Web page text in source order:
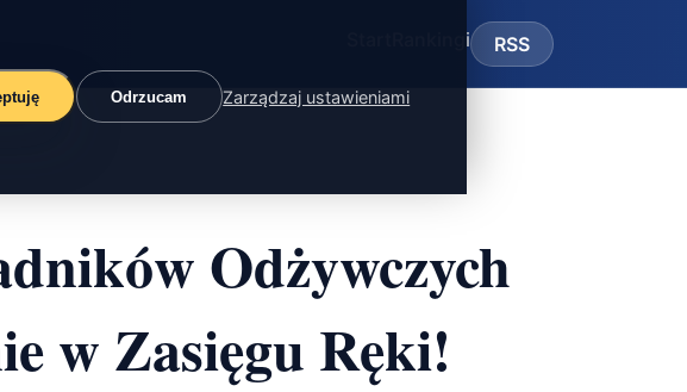
Odrzucam Zarządzaj ustawieniami
Rankingi RSS
Odżywczych
w Zasięgu Ręki!